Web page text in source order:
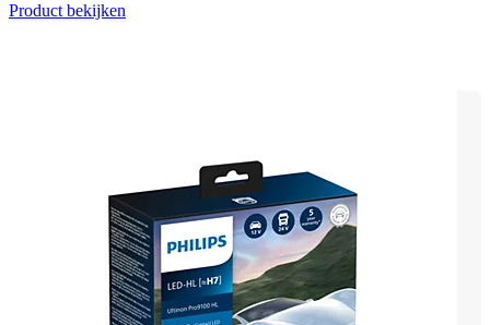
Product bekijken